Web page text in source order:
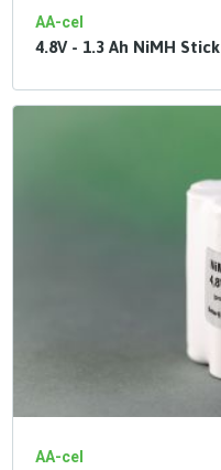
AA-cel
4.8V - 1.3 Ah NiMH Stick
AA-cel